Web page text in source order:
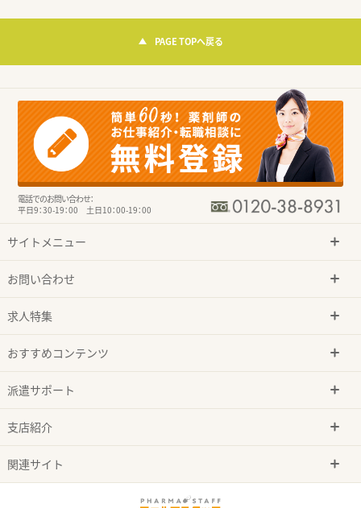
PAGE TOPへ戻る
電話でのお問い合わせ：
平日9：30-19：00 土日10：00-19：00
サイトメニュー
お問い合わせ
求人特集
おすすめコンテンツ
派遣サポート
支店紹介
関連サイト